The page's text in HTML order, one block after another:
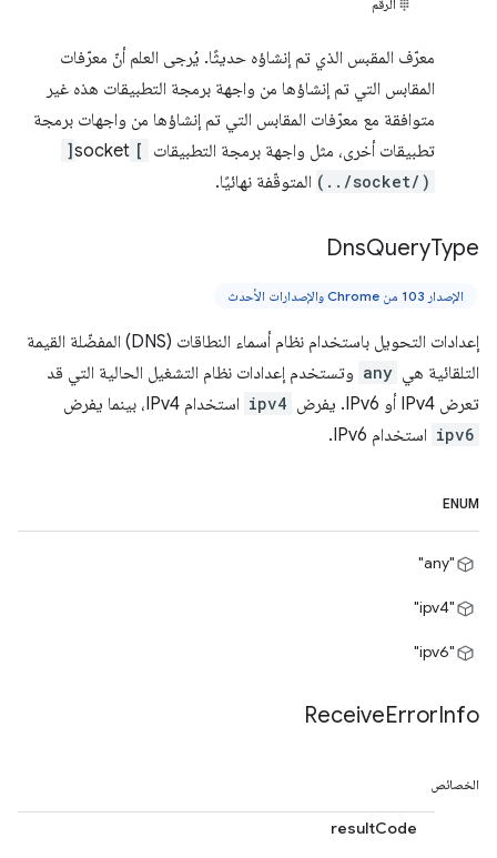
الرقم
معرّف المقبس الذي تم إنشاؤه حديثًا. يُرجى العلم أنّ معرّفات
المقابس التي تم إنشاؤها من واجهة برمجة التطبيقات هذه غير
متوافقة مع معرّفات المقابس التي تم إنشاؤها من واجهات برمجة
تطبيقات أخرى، مثل واجهة برمجة التطبيقات
[
socket
]
(../socket/) المتوقّفة نهائيًا.
DnsQueryType
الإصدار 103 من Chrome والإصدارات الأحدث
إعدادات التحويل باستخدام نظام أسماء النطاقات (DNS) المفضّلة القيمة
التلقائية هي any وتستخدم إعدادات نظام التشغيل الحالية التي قد
تعرض IPv4 أو IPv6. يفرض
ipv4 استخدام IPv4، بينما يفرض
ipv6 استخدام IPv6.
ENUM
"any"
"ipv4"
"ipv6"
ReceiveErrorInfo
الخصائص
resultCode